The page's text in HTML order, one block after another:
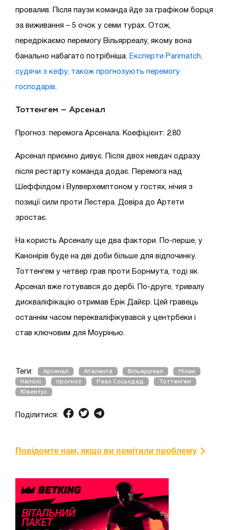
провалив. Після паузи команда йде за графіком борця
за виживання – 5 очок у семи турах. Отож,
передрікаємо перемогу Вільярреалу, якому вона
банально набагато потрібніша. Експерти Parimatch,
судячи з кефу, також прогнозують перемогу
господарів
Тоттенгем – Арсенал
Прогноз: перемога Арсенала. Коефіцієнт: 2,80
Арсенал приємно дивує. Після двох невдач одразу
після рестарту команда додає. Перемога над
Шеффілдом і Вулверхемптоном у гостях, нічия з
позиції сили проти Лестера. Довіра до Артети
зростає.
На користь Арсеналу ще два фактори. По-перше, у
Канонірів буде на дві доби більше для відпочинку.
Тоттенгем у четвер грав проти Борнмута, тоді як
Арсенал вже готувався до дербі. По-друге, тривалу
дискваліфікацію отримав Ерік Дайєр. Цей гравець
останнім часом перекваліфікувався у центрбеки і
став ключовим для Моурінью.
Теги: Арсенал Аталанта Вільярреал
Мілан
Наполі
прогноз Реал Сосьєдад
Тоттенгем
Ювентус
Поділитися:
Повідомте нам, якщо ви помітили проблему